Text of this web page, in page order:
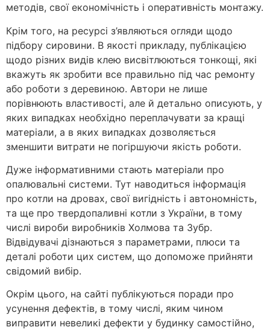
методів, свої економічність і оперативність монтажу.
Крім того, на ресурсі з’являються огляди щодо
підбору сировини. В якості прикладу, публікацією
щодо різних видів клею висвітлюються тонкощі, які
вкажуть як зробити все правильно під час ремонту
або роботи з деревиною. Автори не лише
порівнюють властивості, але й детально описують, у
яких випадках необхідно переплачувати за кращі
матеріали, а в яких випадках дозволяється
зменшити витрати не погіршуючи якість роботи.
Дуже інформативними стають матеріали про
опалювальні системи. Тут наводиться інформація
про котли на дровах, свої вигідність і автономність,
та ще про твердопаливні котли з України, в тому
числі вироби виробників Холмова та Зубр.
Відвідувачі дізнаються з параметрами, плюси та
деталі роботи цих систем, що допоможе прийняти
свідомий вибір.
Окрім цього, на сайті публікуються поради про
усунення дефектів, в тому числі, яким чином
виправити невеликі дефекти у будинку самостійно,